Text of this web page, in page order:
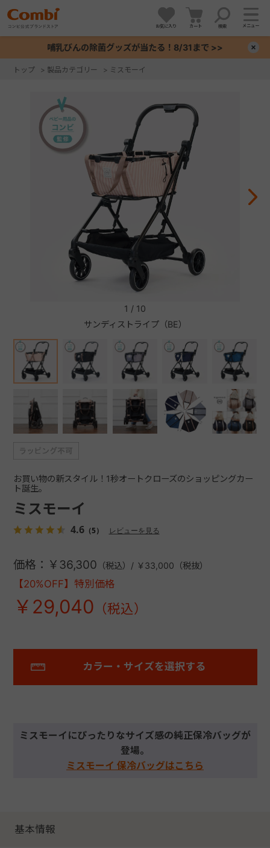
お気に入り カート 検索 メニュー
哺乳びんの除菌グッズが当たる！8/31まで >>
トップ > 製品カテゴリー > ミスモーイ
サンディストライプ（BE）
1 / 10
ミスモーイ
4.6（5） レビューを見る
お買い物の新スタイル！1秒オートクローズのショッピングカー
ト誕生。
【20%OFF】特別価格
￥29,040
価格：￥36,300 （税込）/ ￥33,000（税抜）
カラー・サイズを選択する
ミスモーイにぴったりなサイズ感の純正保冷バッグが
登場。
ミスモーイ 保冷バッグはこちら
基本情報